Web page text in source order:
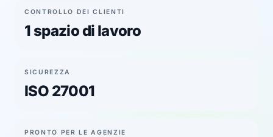
CONTROLLO DEI CLIENTI
1 spazio di lavoro
SICUREZZA
ISO 27001
PRONTO PER LE AGENZIE